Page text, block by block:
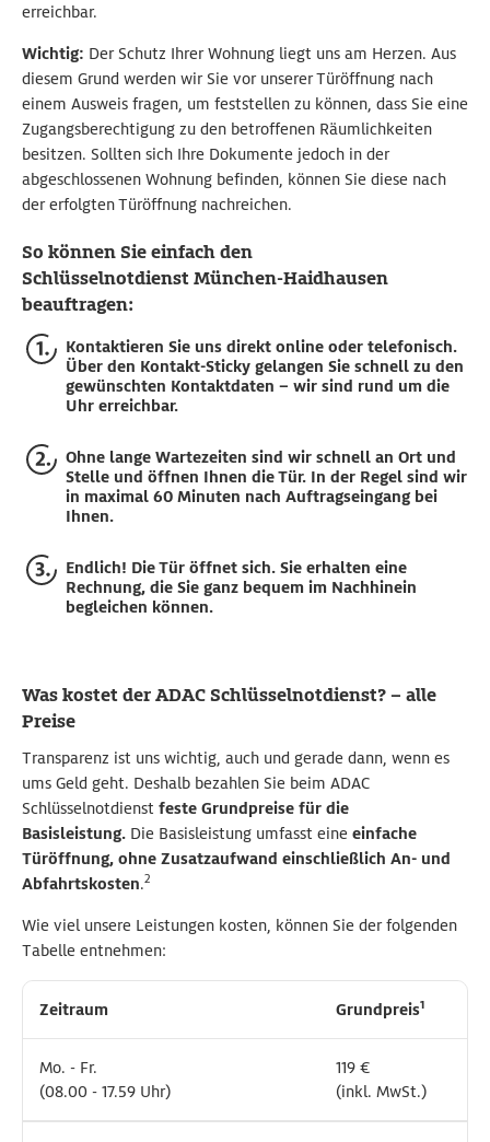
erreichbar.
Wichtig: Der Schutz Ihrer Wohnung liegt uns am Herzen. Aus
diesem Grund werden wir Sie vor unserer Türöffnung nach
einem Ausweis fragen, um feststellen zu können, dass Sie eine
Zugangsberechtigung zu den betroffenen Räumlichkeiten
besitzen. Sollten sich Ihre Dokumente jedoch in der
abgeschlossenen Wohnung befinden, können Sie diese nach
der erfolgten Türöffnung nachreichen.
So können Sie einfach den
Schlüsselnotdienst München-Haidhausen
beauftragen:
Kontaktieren Sie uns direkt online oder telefonisch.
Über den Kontakt-Sticky gelangen Sie schnell zu den
gewünschten Kontaktdaten – wir sind rund um die
Uhr erreichbar.
Ohne lange Wartezeiten sind wir schnell an Ort und
Stelle und öffnen Ihnen die Tür. In der Regel sind wir
in maximal 60 Minuten nach Auftragseingang bei
Ihnen.
Endlich! Die Tür öffnet sich. Sie erhalten eine
Rechnung, die Sie ganz bequem im Nachhinein
begleichen können.
Was kostet der ADAC Schlüsselnotdienst? – alle
Preise
Transparenz ist uns wichtig, auch und gerade dann, wenn es
ums Geld geht. Deshalb bezahlen Sie beim ADAC
Schlüsselnotdienst feste Grundpreise für die
Basisleistung. Die Basisleistung umfasst eine einfache
Türöffnung, ohne Zusatzaufwand einschließlich An- und
Abfahrtskosten.2
Wie viel unsere Leistungen kosten, können Sie der folgenden
Tabelle entnehmen:
Zeitraum Grundpreis1
Mo. - Fr.
(08.00 - 17.59 Uhr)
119 €
(inkl. MwSt.)
Zeitraum Grundpreis1
Mo. - Fr.
(08.00 - 17.59 Uhr)
119 €
(inkl. MwSt.)